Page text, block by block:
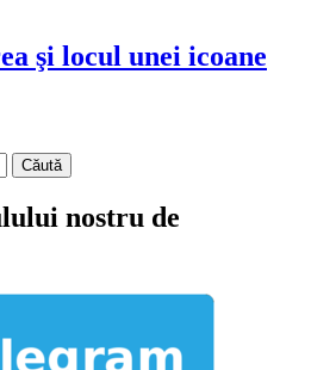
şi locul unei icoane
Căută
nostru de